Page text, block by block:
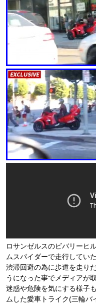
ロサンゼルスのビバリーヒ
ムスパイダーで走行してい
渋滞回避の為に歩道を走り
うになった事でメディアが
迷惑や危険を気にする様子
ムした愛車トライク(三輪